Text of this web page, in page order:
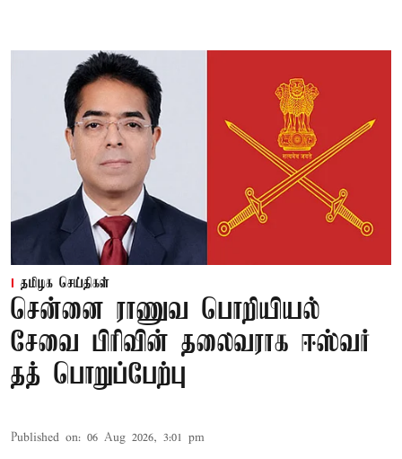
தமிழக செய்திகள்
சென்னை ராணுவ பொறியியல்
சேவை பிரிவின் தலைவராக ஈஸ்வர்
தத் பொறுப்பேற்பு
Published on: 06 Aug 2026, 3:01 pm